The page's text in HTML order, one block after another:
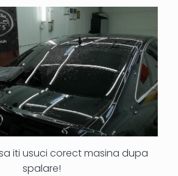
iti usuci corect masina dupa
spalare!